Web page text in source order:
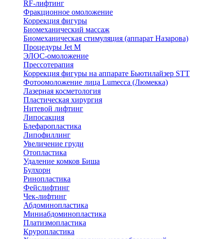
RF-лифтинг
Фракционное омоложение
Коррекция фигуры
Биомеханический массаж
Биомеханическая стимуляция (аппарат Назарова)
Процедуры Jet M
ЭЛОС-омоложение
Прессотерапия
Коррекция фигуры на аппарате Бьютилайзер STT
Фотоомоложение лица Lumecca (Люмекка)
Лазерная косметология
Пластическая хирургия
Нитевой лифтинг
Липосакция
Блефаропластика
Липофиллинг
Увеличение груди
Отопластика
Удаление комков Биша
Булхорн
Ринопластика
Фейслифтинг
Чек-лифтинг
Абдоминопластика
Миниабдоминопластика
Платизмопластика
Круропластика